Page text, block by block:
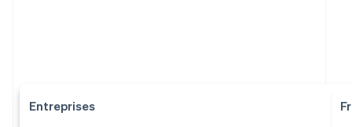
Entreprises